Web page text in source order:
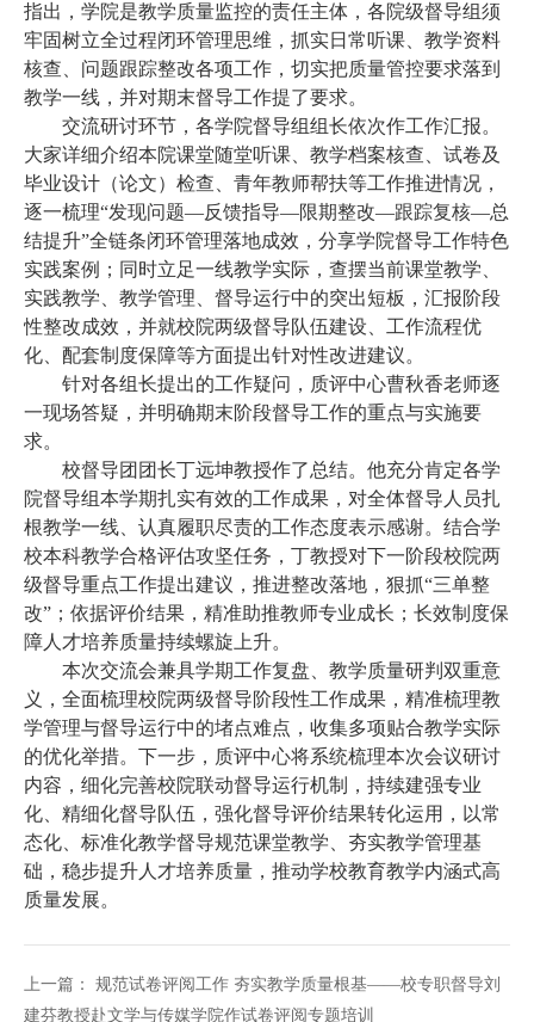
指出，学院是教学质量监控的责任主体，各院级督导组须
牢固树立全过程闭环管理思维，抓实日常听课、教学资料
核查、问题跟踪整改各项工作，切实把质量管控要求落到
教学一线，并对期末督导工作提了要求。
交流研讨环节，各学院督导组组长依次作工作汇报。
大家详细介绍本院课堂随堂听课、教学档案核查、试卷及
毕业设计（论文）检查、青年教师帮扶等工作推进情况，
逐一梳理“发现问题—反馈指导—限期整改—跟踪复核—总
结提升”全链条闭环管理落地成效，分享学院督导工作特色
实践案例；同时立足一线教学实际，查摆当前课堂教学、
实践教学、教学管理、督导运行中的突出短板，汇报阶段
性整改成效，并就校院两级督导队伍建设、工作流程优
化、配套制度保障等方面提出针对性改进建议。
针对各组长提出的工作疑问，质评中心曹秋香老师逐
一现场答疑，并明确期末阶段督导工作的重点与实施要
求。
校督导团团长丁远坤教授作了总结。他充分肯定各学
院督导组本学期扎实有效的工作成果，对全体督导人员扎
根教学一线、认真履职尽责的工作态度表示感谢。结合学
校本科教学合格评估攻坚任务，丁教授对下一阶段校院两
级督导重点工作提出建议，推进整改落地，狠抓“三单整
改”；依据评价结果，精准助推教师专业成长；长效制度保
障人才培养质量持续螺旋上升。
本次交流会兼具学期工作复盘、教学质量研判双重意
义，全面梳理校院两级督导阶段性工作成果，精准梳理教
学管理与督导运行中的堵点难点，收集多项贴合教学实际
的优化举措。下一步，质评中心将系统梳理本次会议研讨
内容，细化完善校院联动督导运行机制，持续建强专业
化、精细化督导队伍，强化督导评价结果转化运用，以常
态化、标准化教学督导规范课堂教学、夯实教学管理基
础，稳步提升人才培养质量，推动学校教育教学内涵式高
质量发展。
上一篇： 规范试卷评阅工作 夯实教学质量根基——校专职督导刘
建芬教授赴文学与传媒学院作试卷评阅专题培训